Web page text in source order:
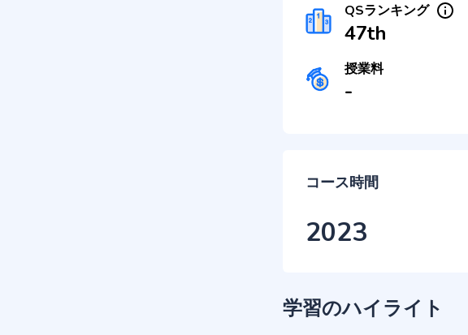
QSランキング
47th
授業料
-
コース時間
2023
学習のハイライト